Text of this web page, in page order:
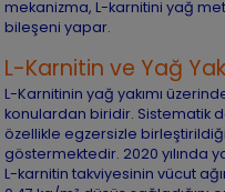
mekanizma, L-karnitini yağ
bileşeni yapar.
L-Karnitin ve Yağ
L-Karnitinin yağ yakımı
konulardan biridir. Sistematik
özellikle egzersizle
göstermektedir. 2020 yılında
L-karnitin takviyesinin vücut